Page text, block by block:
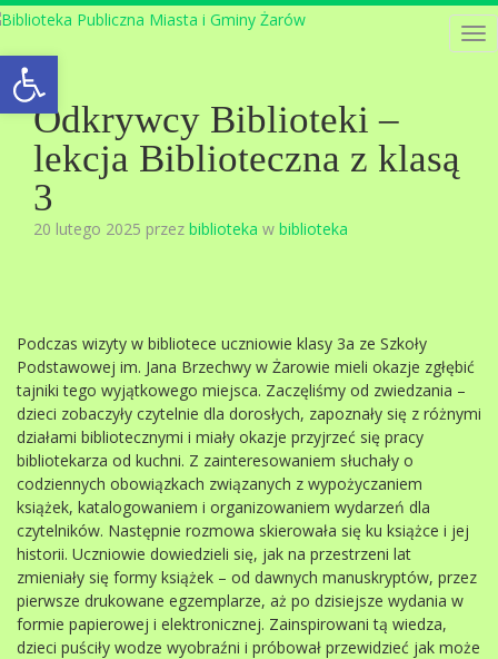
Open toolbar
Odkrywcy Biblioteki –
lekcja Biblioteczna z klasą
3
20 lutego 2025 przez biblioteka w biblioteka
Podczas wizyty w bibliotece uczniowie klasy 3a ze Szkoły
Podstawowej im. Jana Brzechwy w Żarowie mieli okazje zgłębić
tajniki tego wyjątkowego miejsca. Zaczęliśmy od zwiedzania –
dzieci zobaczyły czytelnie dla dorosłych, zapoznały się z różnymi
działami bibliotecznymi i miały okazje przyjrzeć się pracy
bibliotekarza od kuchni. Z zainteresowaniem słuchały o
codziennych obowiązkach związanych z wypożyczaniem
książek, katalogowaniem i organizowaniem wydarzeń dla
czytelników. Następnie rozmowa skierowała się ku książce i jej
historii. Uczniowie dowiedzieli się, jak na przestrzeni lat
zmieniały się formy książek – od dawnych manuskryptów, przez
pierwsze drukowane egzemplarze, aż po dzisiejsze wydania w
formie papierowej i elektronicznej. Zainspirowani tą wiedza,
dzieci puściły wodze wyobraźni i próbował przewidzieć jak może